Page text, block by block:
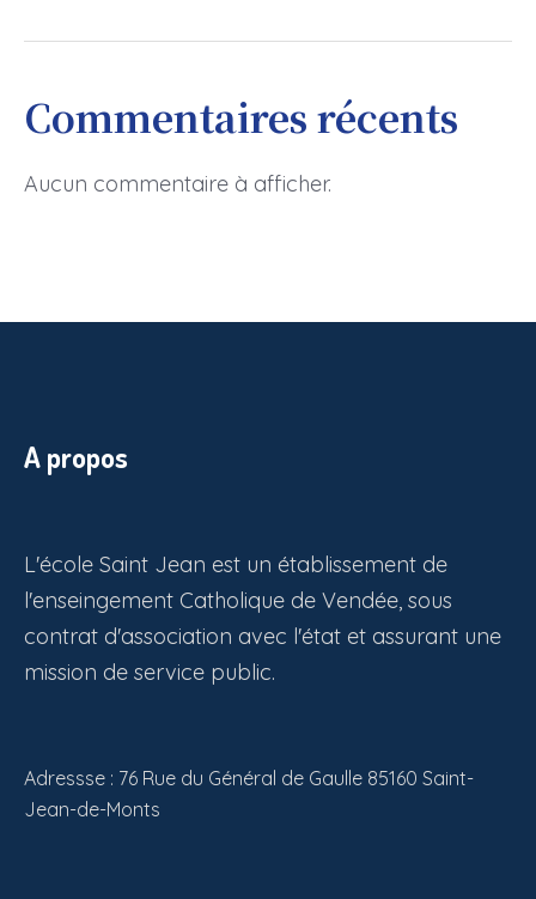
Commentaires récents
Aucun commentaire à afficher.
A propos
L'école Saint Jean est un établissement de
l'enseingement Catholique de Vendée, sous
contrat d'association avec l'état et assurant une
mission de service public.
Adressse : 76 Rue du Général de Gaulle 85160 Saint-
Jean-de-Monts